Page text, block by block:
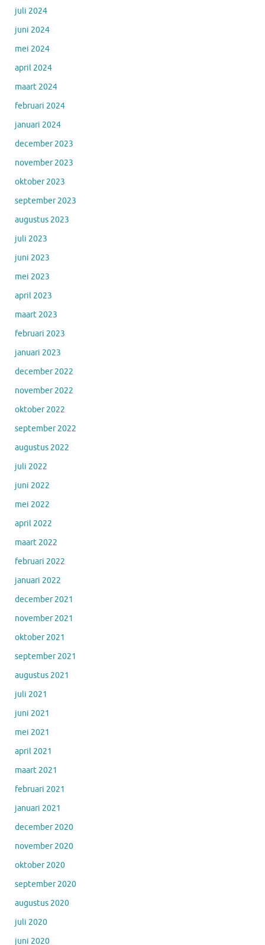
juli 2024
juni 2024
mei 2024
april 2024
maart 2024
februari 2024
januari 2024
december 2023
november 2023
oktober 2023
september 2023
augustus 2023
juli 2023
juni 2023
mei 2023
april 2023
maart 2023
februari 2023
januari 2023
december 2022
november 2022
oktober 2022
september 2022
augustus 2022
juli 2022
juni 2022
mei 2022
april 2022
maart 2022
februari 2022
januari 2022
december 2021
november 2021
oktober 2021
september 2021
augustus 2021
juli 2021
juni 2021
mei 2021
april 2021
maart 2021
februari 2021
januari 2021
december 2020
november 2020
oktober 2020
september 2020
augustus 2020
juli 2020
juni 2020